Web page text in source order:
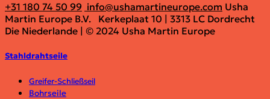
+31 180 74 50 99 info@ushamartineurope.com Usha
Martin Europe B.V.
Kerkeplaat 10 | 3313 LC Dordrecht
Die Niederlande | © 2024 Usha Martin Europe
Stahldrahtseile
Greifer-Schließseil
Bohrseile